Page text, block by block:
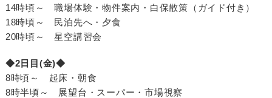
14時頃～ 職場体験・物件案内・白保散策（ガイド付き）
18時頃～ 民泊先へ・夕食
20時頃～ 星空講習会
◆2日目(金)◆
8時頃～ 起床・朝食
8時半頃～ 展望台・スーパー・市場視察